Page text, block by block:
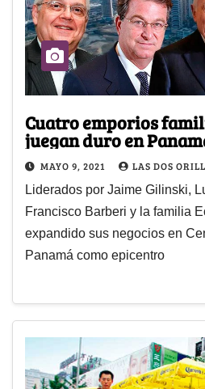
Cuatro emporios
juegan duro en
MAYO 9, 2021 LAS DOS
Liderados por Jaime Gilinski,
Francisco Barberi y la familia
expandido sus negocios en
Panamá como epicentro